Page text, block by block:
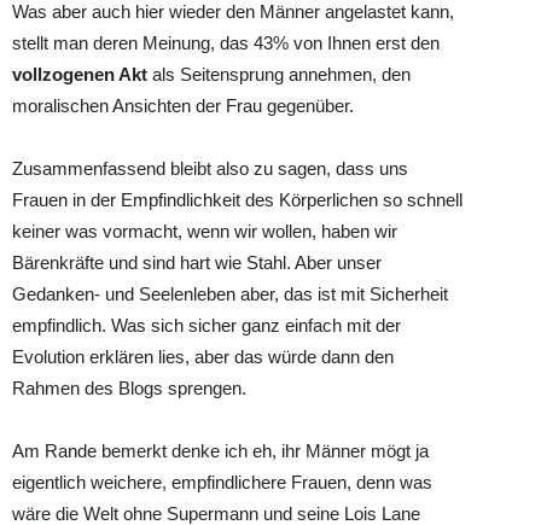
Was aber auch hier wieder den Männer angelastet kann,
stellt man deren Meinung, das 43% von Ihnen erst den
vollzogenen Akt als Seitensprung annehmen, den
moralischen Ansichten der Frau gegenüber.
Zusammenfassend bleibt also zu sagen, dass uns
Frauen in der Empfindlichkeit des Körperlichen so schnell
keiner was vormacht, wenn wir wollen, haben wir
Bärenkräfte und sind hart wie Stahl. Aber unser
Gedanken- und Seelenleben aber, das ist mit Sicherheit
empfindlich. Was sich sicher ganz einfach mit der
Evolution erklären lies, aber das würde dann den
Rahmen des Blogs sprengen.
Am Rande bemerkt denke ich eh, ihr Männer mögt ja
eigentlich weichere, empfindlichere Frauen, denn was
wäre die Welt ohne Supermann und seine Lois Lane